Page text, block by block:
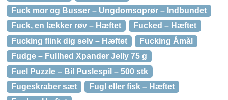
Fuck mor og Busser – Ungdomsoprør – Indbundet
Fuck, en lækker røv – Hæftet
Fucked – Hæftet
Fucking flink dig selv – Hæftet
Fucking Åmål
Fudge – Fullhed Xpander Jelly 75 g
Fuel Puzzle – Bil Puslespil – 500 stk
Fugeskraber sæt
Fugl eller fisk – Hæftet